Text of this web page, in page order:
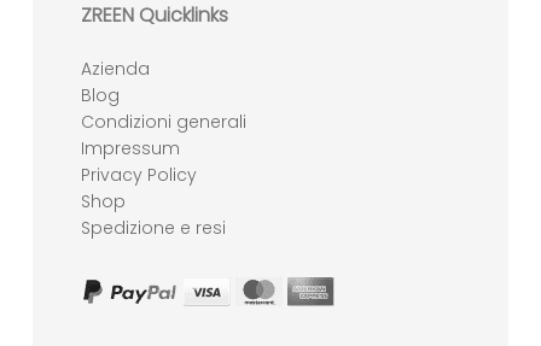
ZREEN Quicklinks
Azienda
Blog
Condizioni generali
Impressum
Privacy Policy
Shop
Spedizione e resi